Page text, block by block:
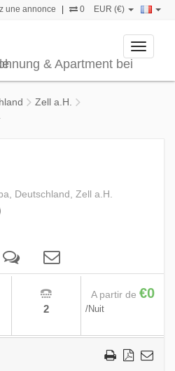
une annonce 0 EUR (€)
Toggle
Zell a.H.
Deutschland, Zell a.H.
2
A partir de €0
/Nuit